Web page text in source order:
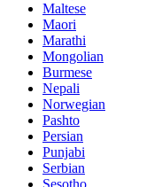
Maltese
Maori
Marathi
Mongolian
Burmese
Nepali
Norwegian
Pashto
Persian
Punjabi
Serbian